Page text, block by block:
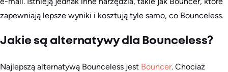
zapewniają lepsze wyniki i kosztują tyle samo, co Bounceless.
Jakie są alternatywy dla Bounceless?
Najlepszą alternatywą Bounceless jest Bouncer. Chociaż